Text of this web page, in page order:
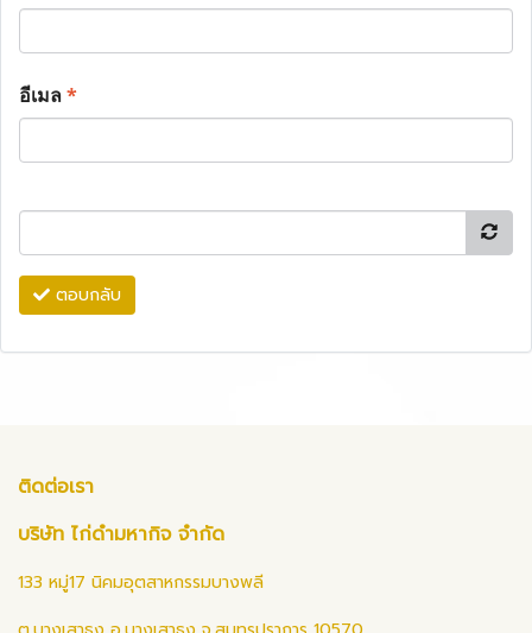
อีเมล*
ตอบกลับ
ติดต่อเรา
บริษัท ไก่ดำมหากิจ จำกัด
133 หมู่17 นิคมอุตสาหกรรมบางพลี